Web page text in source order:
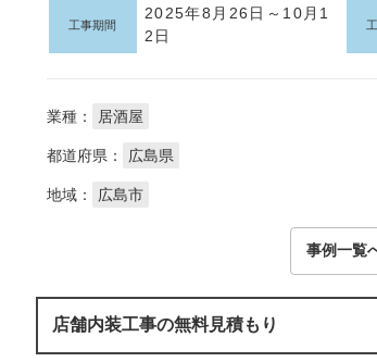
工事期間
2025年8月26日～10月1
2日
業種： 居酒屋
都道府県： 広島県
地域： 広島市
事例一覧
店舗内装工事の無料見積もり